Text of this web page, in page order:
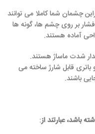
چشمان شما کاملا می توانند
بر روی چشم ها، گونه ها
آماده هستند.
شدت ماساژ هستند.
قابل شارژ ساخته می
باشند.
باشد، عبارتند از: